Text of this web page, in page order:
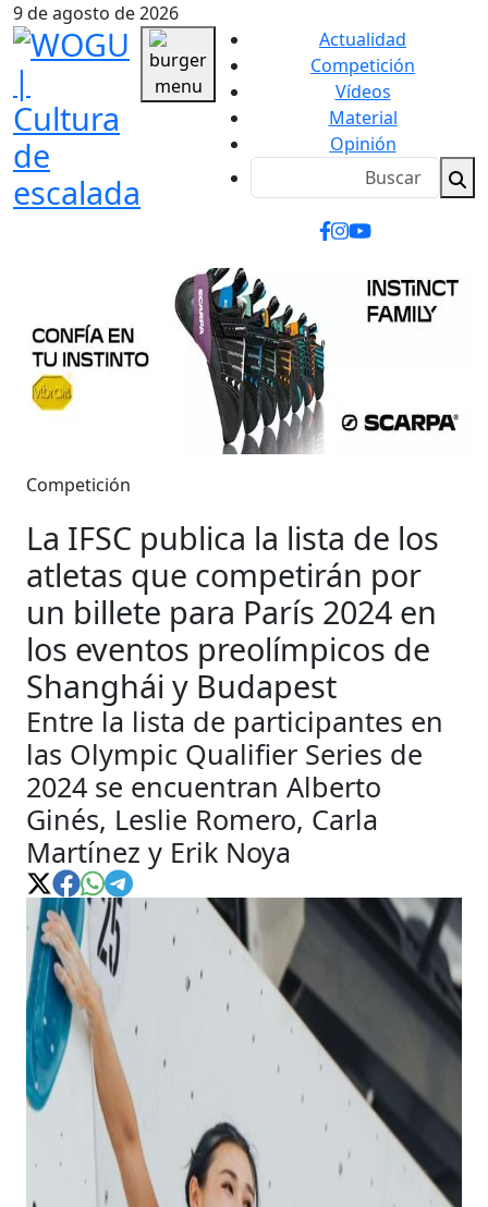
9 de agosto de 2026
Actualidad
Competición
Vídeos
Material
Opinión
Competición
La IFSC publica la lista de los
atletas que competirán por
un billete para París 2024 en
los eventos preolímpicos de
Shanghái y Budapest
Entre la lista de participantes en
las Olympic Qualifier Series de
2024 se encuentran Alberto
Ginés, Leslie Romero, Carla
Martínez y Erik Noya